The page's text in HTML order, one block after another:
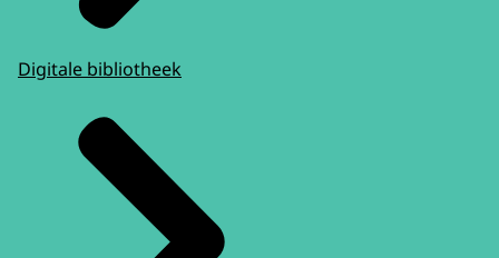
Digitale bibliotheek